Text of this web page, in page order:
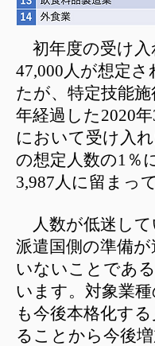
初年度の受け入
47,000人が想定さ
たが、特定技能施
年経過した2020
において受け入
の想定人数の1％
3,987人に留まっ
人数が低迷して
派遣国側の準備
いないことであ
います。対象業
も今後本格化す
ることから今後